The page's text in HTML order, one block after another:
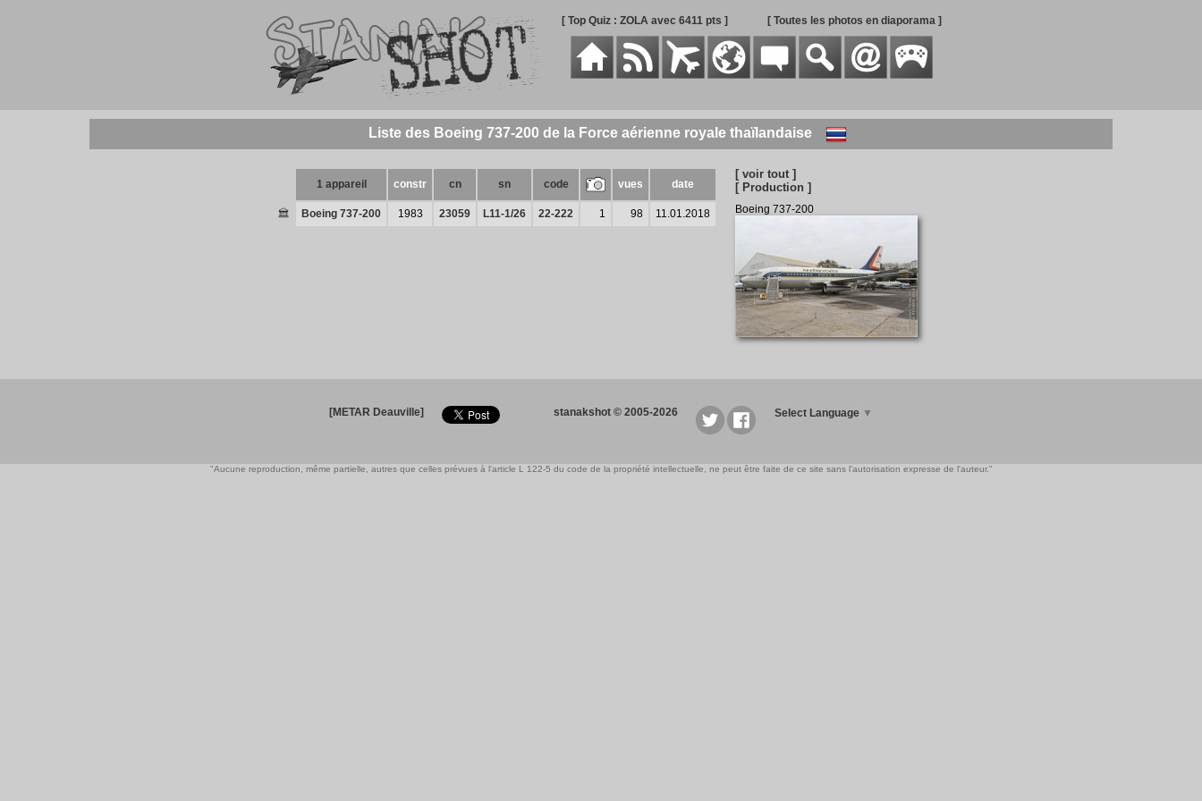
[ Top Quiz : ZOLA avec 6411 pts ] [ Toutes les photos en diaporama ]
Liste des Boeing 737-200 de la Force aérienne royale thaïlandaise
1 appareil constr cn sn code vues date
Boeing 737-200 1983 23059 L11-1/26 22-222 1 98 11.01.2018
[ voir tout ]
[ Production ]
Boeing 737-200
[METAR Deauville] stanakshot © 2005-2026 Select Language ▼
"Aucune reproduction, même partielle, autres que celles prévues à l'article L 122-5 du code de la propriété intellectuelle, ne peut être faite de ce site sans l'autorisation expresse de l'auteur."